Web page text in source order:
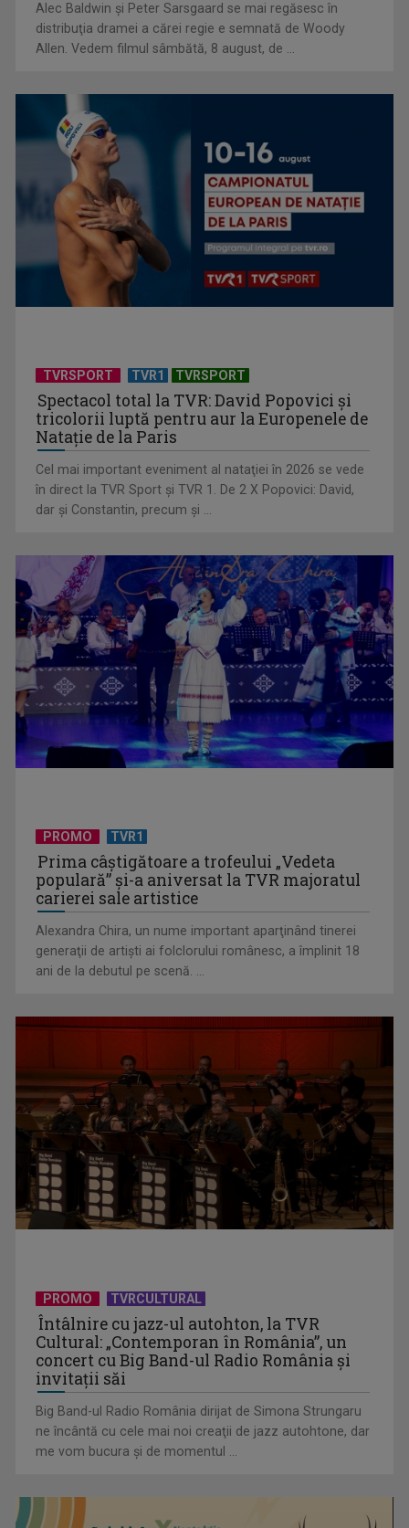
Universitatea de Vară, la Băile Tușnad | VIDEO
„Dansatoarea din umbră”, un thriller psihologic despre
loialitate și ...
UNTOLD ONE, la Cluj-Napoca | VIDEO
Horaţiu Mălăele ...
Alec Baldwin şi Peter Sarsgaard se mai regăsesc în
distribuţia dramei a cărei regie e semnată de Woody
Allen. Vedem filmul sâmbătă, 8 august, de ...
TVRSPORT TVR1 TVRSPORT
Spectacol total la TVR: David Popovici și
tricolorii luptă pentru aur la Europenele de
Natație de la Paris
Cel mai important eveniment al nataţiei în 2026 se vede
în direct la TVR Sport şi TVR 1. De 2 X Popovici: David,
dar şi Constantin, precum şi ...
PROMO TVR1
Prima câştigătoare a trofeului „Vedeta
populară” şi-a aniversat la TVR majoratul
carierei sale artistice
Alexandra Chira, un nume important aparţinând tinerei
generaţii de artişti ai folclorului românesc, a împlinit 18
ani de la debutul pe scenă. ...
PROMO TVRCULTURAL
Întâlnire cu jazz-ul autohton, la TVR
Cultural: „Contemporan în România”, un
concert cu Big Band-ul Radio România şi
invitaţii săi
Big Band-ul Radio România dirijat de Simona Strungaru
ne încântă cu cele mai noi creaţii de jazz autohtone, dar
me vom bucura şi de momentul ...